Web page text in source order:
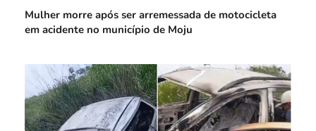
Mulher morre após ser arremessada de motocicleta
em acidente no município de Moju